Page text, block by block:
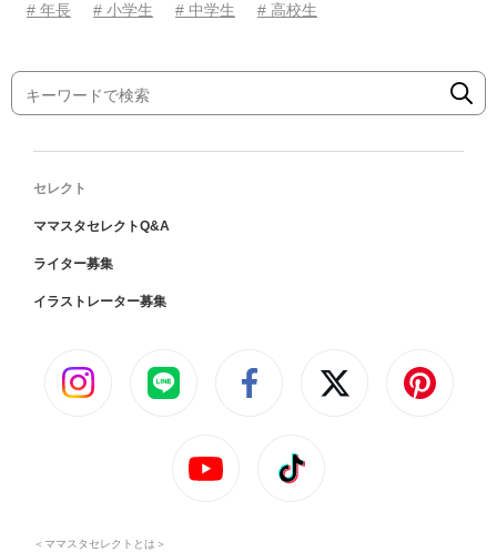
# 年長
# 小学生 # 中学生 # 高校生
セレクト
ママスタセレクトQ&A
ライター募集
イラストレーター募集
＜ママスタセレクトとは＞